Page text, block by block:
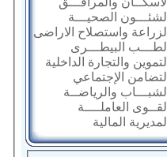
الشئـــون الصحيـــة
الزراعة واستصلاح الاراضى
الطـــب البيطـــرى
التموين والتجارة الداخلية
التضامن الإجتماعي
الشبـــاب والرياضــة
القــوى العاملــــة
المديرية المالية